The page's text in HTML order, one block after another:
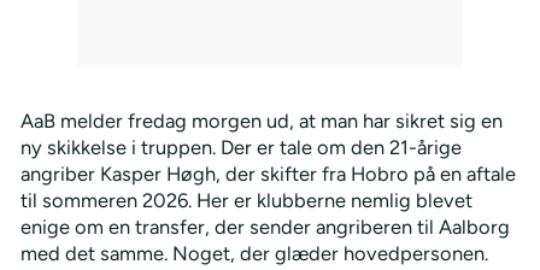
AaB melder fredag morgen ud, at man har sikret sig en
ny skikkelse i truppen. Der er tale om den 21-årige
angriber Kasper Høgh, der skifter fra Hobro på en aftale
til sommeren 2026. Her er klubberne nemlig blevet
enige om en transfer, der sender angriberen til Aalborg
med det samme. Noget, der glæder hovedpersonen.